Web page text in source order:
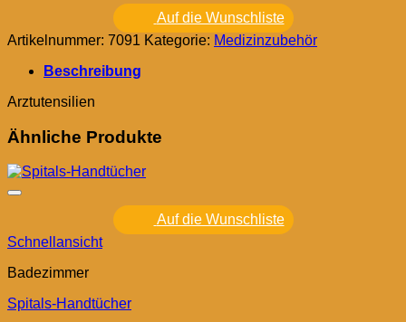
Auf die Wunschliste
Artikelnummer: 7091 Kategorie: Medizinzubehör
Beschreibung
Arztutensilien
Ähnliche Produkte
Auf die Wunschliste
Schnellansicht
Badezimmer
Spitals-Handtücher